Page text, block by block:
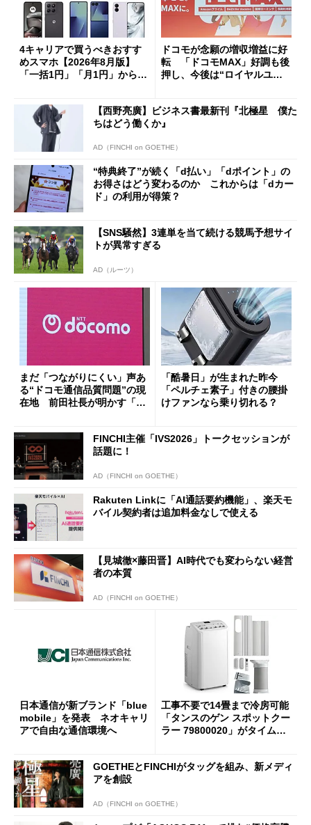
4キャリアで買うべきおすす
めスマホ【2026年8月版】
「一括1円」「月1円」からお
ドコモが念願の増収増益に好
転 「ドコモMAX」好調も後
押し、今後は“ロイヤルユー
【西野亮廣】ビジネス書最新刊『北極星 僕た
ちはどう働くか』
AD（FINCHI on GOETHE）
“特典終了”が続く「d払い」「dポイント」の
お得さはどう変わるのか これからは「dカー
ド」の利用が得策？
【SNS騒然】3連単を当て続ける競馬予想サイ
トが異常すぎる
AD（ルーツ）
まだ「つながりにくい」声あ
る“ドコモ通信品質問題”の現
在地 前田社長が明かす「道
「酷暑日」が生まれた昨今
「ペルチェ素子」付きの腰掛
けファンなら乗り切れる？
FINCHI主催「IVS2026」トークセッションが
話題に！
AD（FINCHI on GOETHE）
Rakuten Linkに「AI通話要約機能」、楽天モ
バイル契約者は追加料金なしで使える
【見城徹×藤田晋】AI時代でも変わらない経営
者の本質
AD（FINCHI on GOETHE）
日本通信が新ブランド「blue
mobile」を発表 ネオキャリ
アで自由な通信環境へ
工事不要で14畳まで冷房可能
「タンスのゲン スポットクー
ラー 79800020」がタイムセ
GOETHEとFINCHIがタッグを組み、新メディ
アを創設
AD（FINCHI on GOETHE）